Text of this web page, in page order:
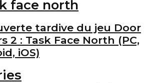
tardive du jeu Door
2 : Task Face North (PC,
iOS)